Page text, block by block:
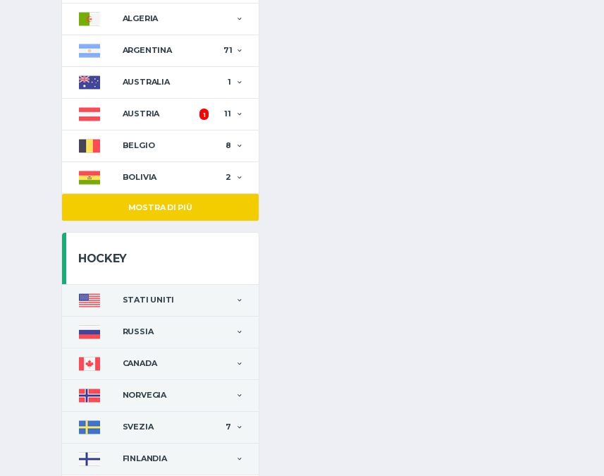
ALGERIA
ARGENTINA 71
AUSTRALIA 1
AUSTRIA 1 11
BELGIO 8
BOLIVIA 2
MOSTRA DI PIÙ
HOCKEY
STATI UNITI
RUSSIA
CANADA
NORVEGIA
SVEZIA 7
FINLANDIA